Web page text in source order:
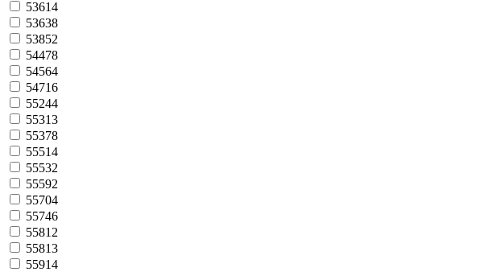
53614
53638
53852
54478
54564
54716
55244
55313
55378
55514
55532
55592
55704
55746
55812
55813
55914